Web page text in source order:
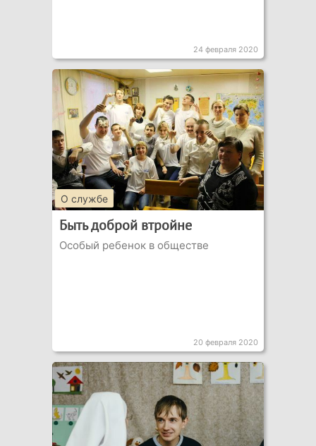
24 февраля 2020
О службе
Быть доброй втройне
Особый ребенок в обществе
20 февраля 2020